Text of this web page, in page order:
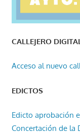
CALLEJERO
Acceso al nuevo
EDICTOS
Edicto aprobación
Concertación de la